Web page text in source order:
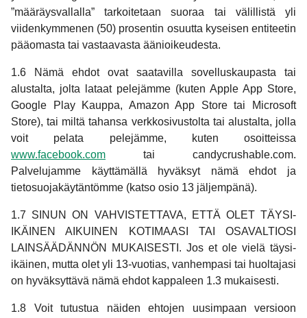
”määräysvallalla” tarkoitetaan suoraa tai välillistä yli
viidenkymmenen (50) prosentin osuutta kyseisen entiteetin
pääomasta tai vastaavasta äänioikeudesta.
1.6 Nämä ehdot ovat saatavilla sovelluskaupasta tai
alustalta, jolta lataat pelejämme (kuten Apple App Store,
Google Play Kauppa, Amazon App Store tai Microsoft
Store), tai miltä tahansa verkkosivustolta tai alustalta, jolla
voit pelata pelejämme, kuten osoitteissa
www.facebook.com tai candycrushable.com.
Palvelujamme käyttämällä hyväksyt nämä ehdot ja
tietosuojakäytäntömme (katso osio 13 jäljempänä).
1.7 SINUN ON VAHVISTETTAVA, ETTÄ OLET TÄYSI-
IKÄINEN AIKUINEN KOTIMAASI TAI OSAVALTIOSI
LAINSÄÄDÄNNÖN MUKAISESTI. Jos et ole vielä täysi-
ikäinen, mutta olet yli 13-vuotias, vanhempasi tai huoltajasi
on hyväksyttävä nämä ehdot kappaleen 1.3 mukaisesti.
1.8 Voit tutustua näiden ehtojen uusimpaan versioon